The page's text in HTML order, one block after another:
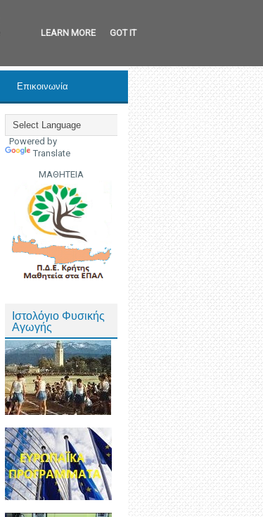
Επικοινωνία
Powered by
Translate
ΜΑΘΗΤΕΙΑ
Ιστολόγιο Φυσικής
Αγωγής
LEARN MORE GOT IT